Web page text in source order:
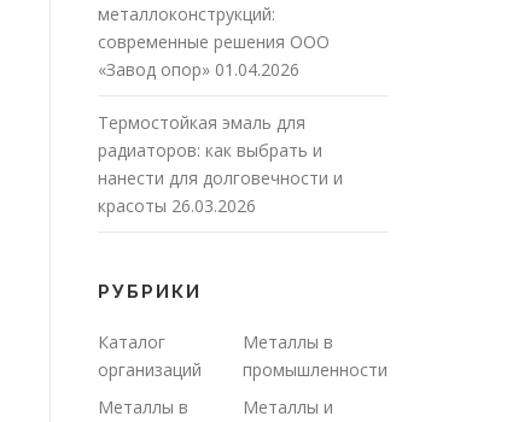
металлоконструкций:
современные решения ООО
«Завод опор» 01.04.2026
Термостойкая эмаль для
радиаторов: как выбрать и
нанести для долговечности и
красоты 26.03.2026
РУБРИКИ
Каталог
организаций
Металлы в
промышленности
Металлы в
Металлы и